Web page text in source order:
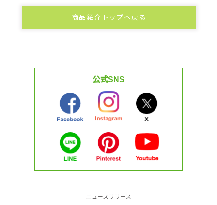
商品紹介トップへ戻る
公式SNS
ニュースリリース